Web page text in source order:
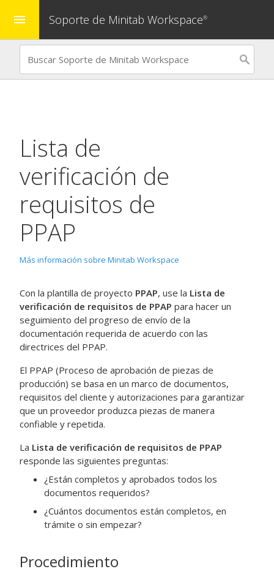
menu Soporte de Minitab Workspace®
Lista de
verificación de
requisitos de
PPAP
Más información sobre Minitab Workspace
Con la plantilla de proyecto PPAP, use la Lista de
verificación de requisitos de PPAP para hacer un
seguimiento del progreso de envío de la
documentación requerida de acuerdo con las
directrices del PPAP.
El PPAP (Proceso de aprobación de piezas de
producción) se basa en un marco de documentos,
requisitos del cliente y autorizaciones para garantizar
que un proveedor produzca piezas de manera
confiable y repetida.
La Lista de verificación de requisitos de PPAP
responde las siguientes preguntas:
¿Están completos y aprobados todos los
documentos requeridos?
¿Cuántos documentos están completos, en
trámite o sin empezar?
Procedimiento